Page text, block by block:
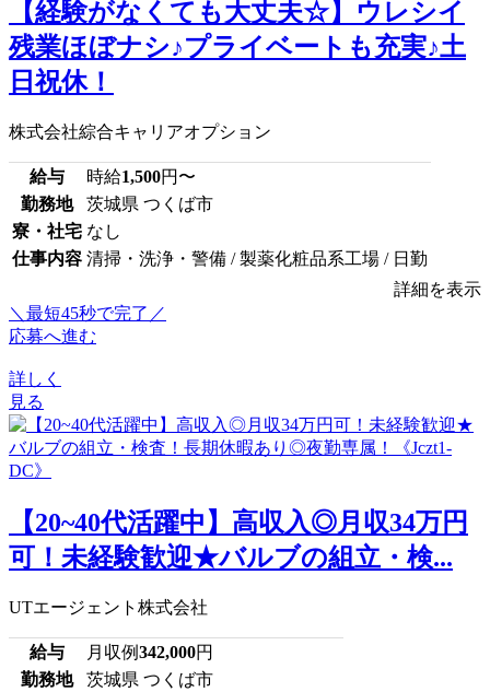
【経験がなくても大丈夫☆】ウレシイ
残業ほぼナシ♪プライベートも充実♪土
日祝休！
株式会社綜合キャリアオプション
給与 時給1,500円〜
勤務地
茨城県 つくば市
寮・社宅 なし
仕事内容 清掃・洗浄・警備 / 製薬化粧品系工場 / 日勤
詳細を表示
＼最短45秒で完了／
応募へ進む
詳しく
見る
【20~40代活躍中】高収入◎月収34万円
可！未経験歓迎★バルブの組立・検...
UTエージェント株式会社
給与 月収例342,000円
勤務地
茨城県 つくば市